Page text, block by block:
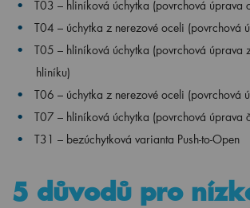
T03 – hliníková úchytka (povrchová úprava
T04 – úchytka z nerezové oceli (povrchová
T05 – hliníková úchytka (povrchová úprava
hliníku)
T06 – úchytka z nerezové oceli (povrchová
T07 – hliníková úchytka (povrchová úprava
T31 – bezúchytková varianta Push-to-Open
5 důvodů pro